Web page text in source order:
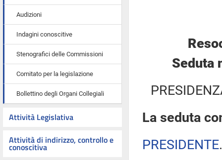
Audizioni
Indagini conoscitive
Stenografici delle Commissioni
Comitato per la legislazione
Bollettino degli Organi Collegiali
Attività Legislativa
Attività di indirizzo, controllo e
conoscitiva
Seduta
La seduta
PRESIDENTE